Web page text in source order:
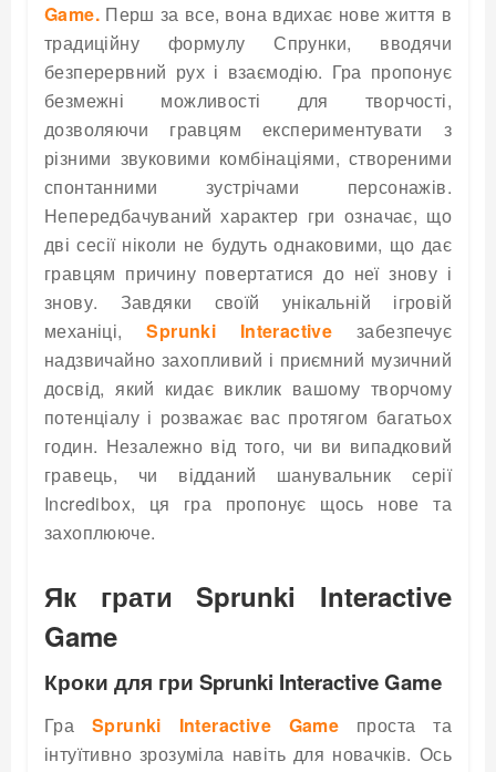
Game. Перш за все, вона вдихає нове життя в
традиційну формулу Спрунки, вводячи
безперервний рух і взаємодію. Гра пропонує
безмежні можливості для творчості,
дозволяючи гравцям експериментувати з
різними звуковими комбінаціями, створеними
спонтанними зустрічами персонажів.
Непередбачуваний характер гри означає, що
дві сесії ніколи не будуть однаковими, що дає
гравцям причину повертатися до неї знову і
знову. Завдяки своїй унікальній ігровій
механіці,Sprunki Interactive забезпечує
надзвичайно захопливий і приємний музичний
досвід, який кидає виклик вашому творчому
потенціалу і розважає вас протягом багатьох
годин. Незалежно від того, чи ви випадковий
гравець, чи відданий шанувальник серії
Incredibox, ця гра пропонує щось нове та
захоплююче.
Як грати Sprunki Interactive
Game
Кроки для гри Sprunki Interactive Game
Гра Sprunki Interactive Game проста та
інтуїтивно зрозуміла навіть для новачків. Ось